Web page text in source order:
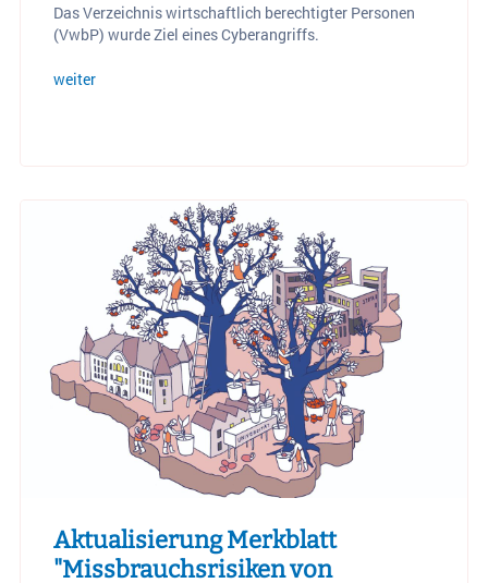
Das Verzeichnis wirtschaftlich berechtigter Personen
(VwbP) wurde Ziel eines Cyberangriffs.
weiter
Aktualisierung Merkblatt
"Missbrauchsrisiken von